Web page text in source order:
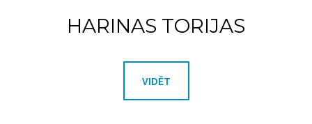
HARINAS TORIJAS
VIDĚT